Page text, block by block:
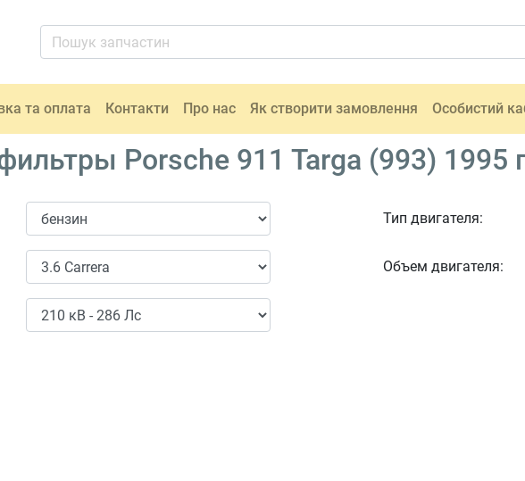
та оплата Контакти Про нас Як створити замовлення Особистий
Porsche 911 Targa (993) 1995
Тип двигателя:
Объем двигателя: